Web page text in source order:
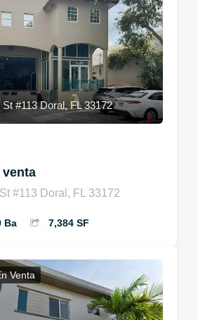
#113 Doral, FL 33172
venta
#113 Doral, FL 33172
Ba 7,384 SF
Venta